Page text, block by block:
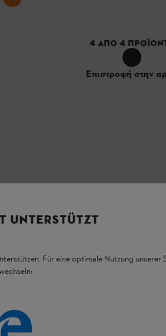
4 ΑΠΌ 4
Επιστροφή στην
UNTERSTÜTZT
Für eine optimale Nutzung unserer